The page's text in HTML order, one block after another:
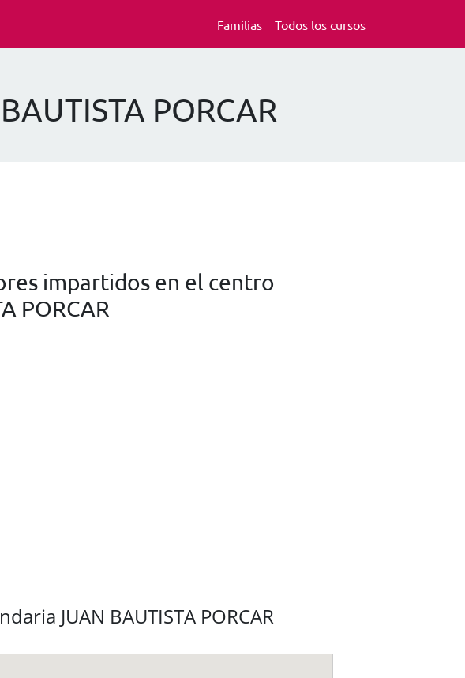
Familias Todos los cursos
PORCAR
impartidos en el centro
PORCAR
JUAN BAUTISTA PORCAR